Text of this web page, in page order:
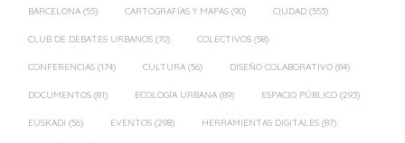
BARCELONA (55) CARTOGRAFÍAS Y MAPAS (90) CIUDAD (553)
CLUB DE DEBATES URBANOS (70) COLECTIVOS (58)
CONFERENCIAS (174) CULTURA (56) DISEÑO COLABORATIVO (84)
DOCUMENTOS (81) ECOLOGÍA URBANA (89) ESPACIO PÚBLICO (293)
EUSKADI (56) EVENTOS (298) HERRAMIENTAS DIGITALES (87)